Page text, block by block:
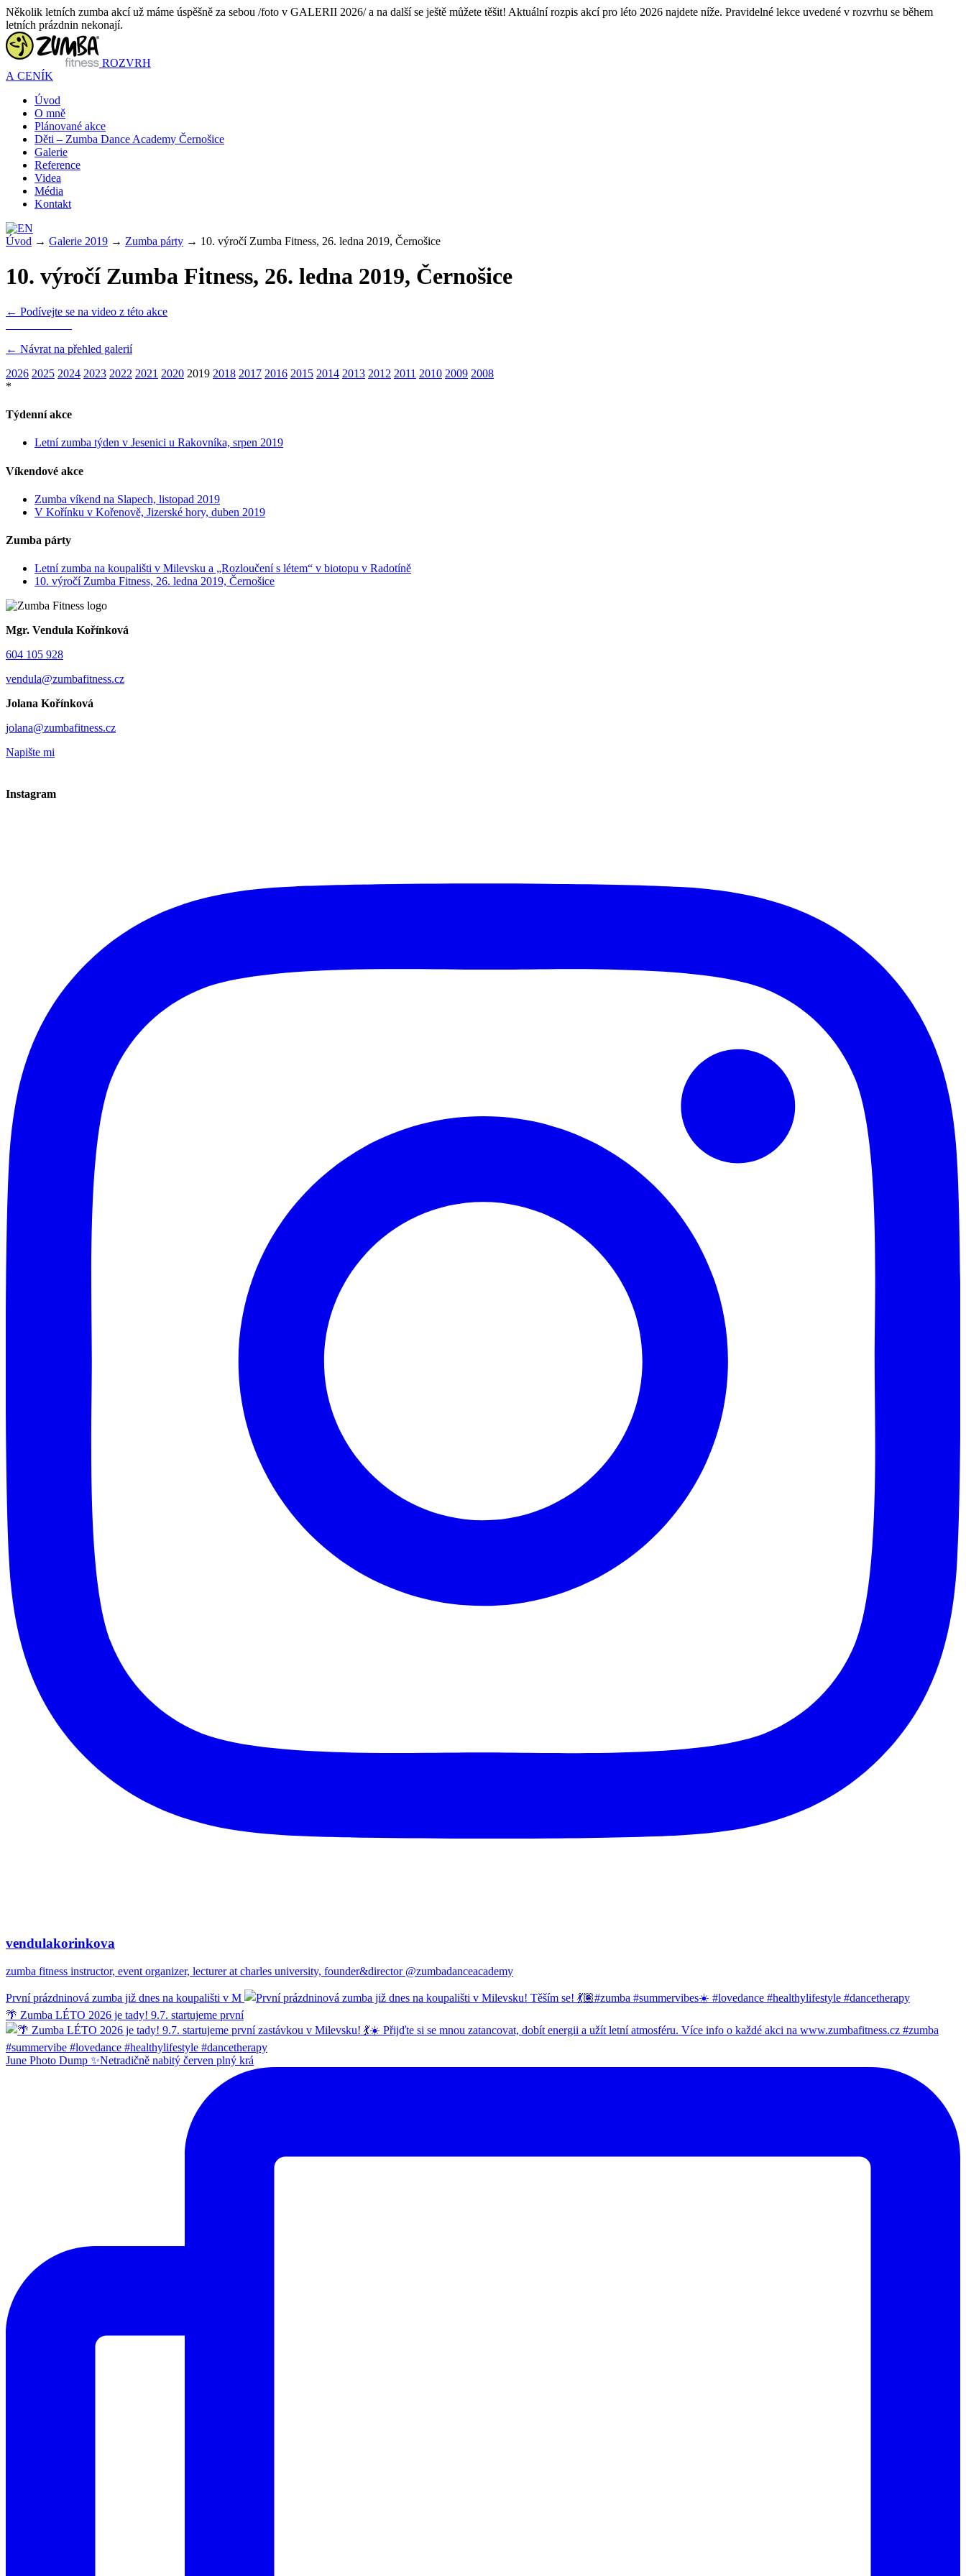
Několik letních zumba akcí už máme úspěšně za sebou /foto v GALERII 2026/ a na další se ještě můžete těšit! Aktuální rozpis akcí pro léto 2026 najdete níže. Pravidelné lekce uvedené v rozvrhu se během
letních prázdnin nekonají.
ROZVRH
A CENÍK
Úvod
O mně
Plánované akce
Děti – Zumba Dance Academy Černošice
Galerie
Reference
Videa
Média
Kontakt
Úvod → Galerie 2019 → Zumba párty → 10. výročí Zumba Fitness, 26. ledna 2019, Černošice
10. výročí Zumba Fitness, 26. ledna 2019, Černošice
← Podívejte se na video z této akce
← Návrat na přehled galerií
2026 2025 2024 2023 2022 2021 2020 2019 2018 2017 2016 2015 2014 2013 2012 2011 2010 2009 2008
*
Týdenní akce
Letní zumba týden v Jesenici u Rakovníka, srpen 2019
Víkendové akce
Zumba víkend na Slapech, listopad 2019
V Kořínku v Kořenově, Jizerské hory, duben 2019
Zumba párty
Letní zumba na koupališti v Milevsku a „Rozloučení s létem“ v biotopu v Radotíně
10. výročí Zumba Fitness, 26. ledna 2019, Černošice
Mgr. Vendula Kořínková
604 105 928
vendula@zumbafitness.cz
Jolana Kořínková
jolana@zumbafitness.cz
Napište mi
Instagram
vendulakorinkova
zumba fitness instructor, event organizer, lecturer at charles university, founder&director @zumbadanceacademy
První prázdninová zumba již dnes na koupališti v M
🌴 Zumba LÉTO 2026 je tady! 9.7. startujeme první
June Photo Dump ✨Netradičně nabitý červen plný krá